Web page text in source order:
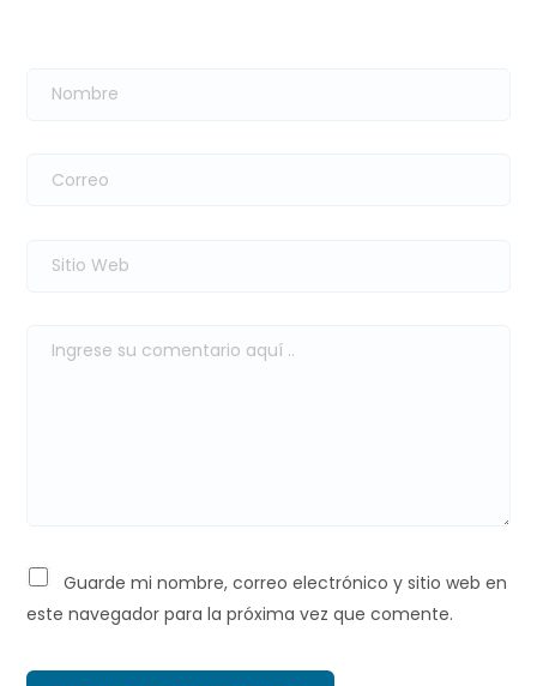
Guarde mi nombre, correo electrónico y sitio web en
este navegador para la próxima vez que comente.